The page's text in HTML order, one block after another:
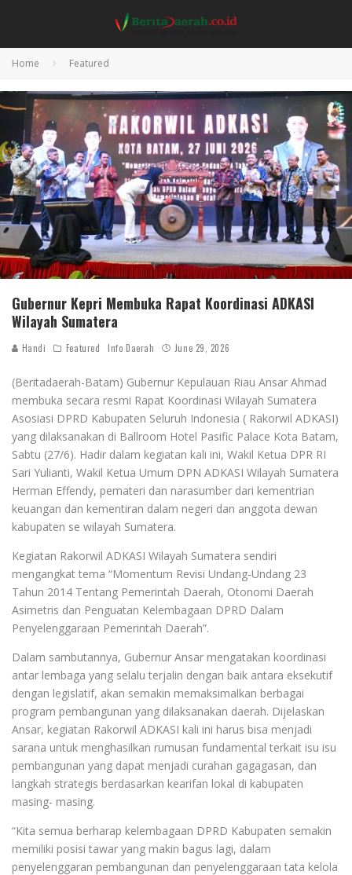
Home Featured
Gubernur Kepri Membuka Rapat Koordinasi ADKASI
Wilayah Sumatera
Handi Featured Info Daerah June 29, 2026
(Beritadaerah-Batam) Gubernur Kepulauan Riau Ansar Ahmad
membuka secara resmi Rapat Koordinasi Wilayah Sumatera
Asosiasi DPRD Kabupaten Seluruh Indonesia ( Rakorwil ADKASI)
yang dilaksanakan di Ballroom Hotel Pasific Palace Kota Batam,
Sabtu (27/6). Hadir dalam kegiatan kali ini, Wakil Ketua DPR RI
Sari Yulianti, Wakil Ketua Umum DPN ADKASI Wilayah Sumatera
Herman Effendy, pemateri dan narasumber dari kementrian
keuangan dan kementiran dalam negeri dan anggota dewan
kabupaten se wilayah Sumatera.
Kegiatan Rakorwil ADKASI Wilayah Sumatera sendiri
mengangkat tema “Momentum Revisi Undang-Undang 23
Tahun 2014 Tentang Pemerintah Daerah, Otonomi Daerah
Asimetris dan Penguatan Kelembagaan DPRD Dalam
Penyelenggaraan Pemerintah Daerah”.
Dalam sambutannya, Gubernur Ansar mengatakan koordinasi
antar lembaga yang selalu terjalin dengan baik antara eksekutif
dengan legislatif, akan semakin memaksimalkan berbagai
program pembangunan yang dilaksanakan daerah. Dijelaskan
Ansar, kegiatan Rakorwil ADKASI kali ini harus bisa menjadi
sarana untuk menghasilkan rumusan fundamental terkait isu isu
pembangunan yang dapat menjadi curahan gagagasan, dan
langkah strategis berdasarkan kearifan lokal di kabupaten
masing- masing.
“Kita semua berharap kelembagaan DPRD Kabupaten semakin
memiliki posisi tawar yang makin bagus lagi, dalam
penyelenggaran pembangunan dan penyelenggaraan tata kelola